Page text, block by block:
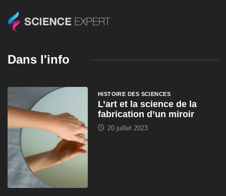
Dans l'info
HISTOIRE DES SCIENCES
L’art et la science de la
fabrication d’un miroir
20 juillet 2023